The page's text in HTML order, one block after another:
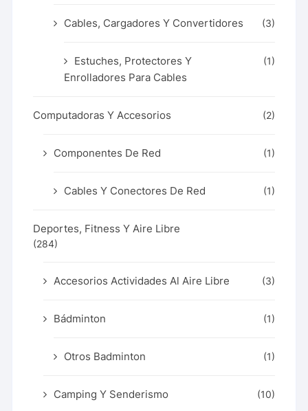
Cables, Cargadores Y Convertidores (3)
Estuches, Protectores Y
Enrolladores Para Cables
(1)
Computadoras Y Accesorios (2)
Componentes De Red (1)
Cables Y Conectores De Red (1)
Deportes, Fitness Y Aire Libre
(284)
Accesorios Actividades Al Aire Libre (3)
Bádminton (1)
Otros Badminton (1)
Camping Y Senderismo (10)